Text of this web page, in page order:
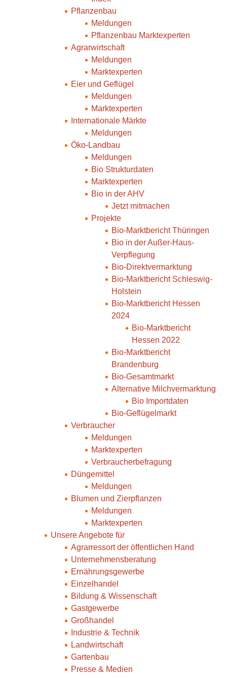
Pflanzenbau
Meldungen
Pflanzenbau Marktexperten
Agrarwirtschaft
Meldungen
Marktexperten
Eier und Geflügel
Meldungen
Marktexperten
Internationale Märkte
Meldungen
Öko-Landbau
Meldungen
Bio Strukturdaten
Marktexperten
Bio in der AHV
Jetzt mitmachen
Projekte
Bio-Marktbericht Thüringen
Bio in der Außer-Haus-
Verpflegung
Bio-Direktvermarktung
Bio-Marktbericht Schleswig-
Holstein
Bio-Marktbericht Hessen
2024
Bio-Marktbericht
Hessen 2022
Bio-Marktbericht
Brandenburg
Bio-Gesamtmarkt
Alternative Milchvermarktung
Bio Importdaten
Bio-Geflügelmarkt
Verbraucher
Meldungen
Marktexperten
Verbraucherbefragung
Düngemittel
Meldungen
Blumen und Zierpflanzen
Meldungen
Marktexperten
Unsere Angebote für
Agrarressort der öffentlichen Hand
Unternehmensberatung
Ernährungsgewerbe
Einzelhandel
Bildung & Wissenschaft
Gastgewerbe
Großhandel
Industrie & Technik
Landwirtschaft
Gartenbau
Presse & Medien